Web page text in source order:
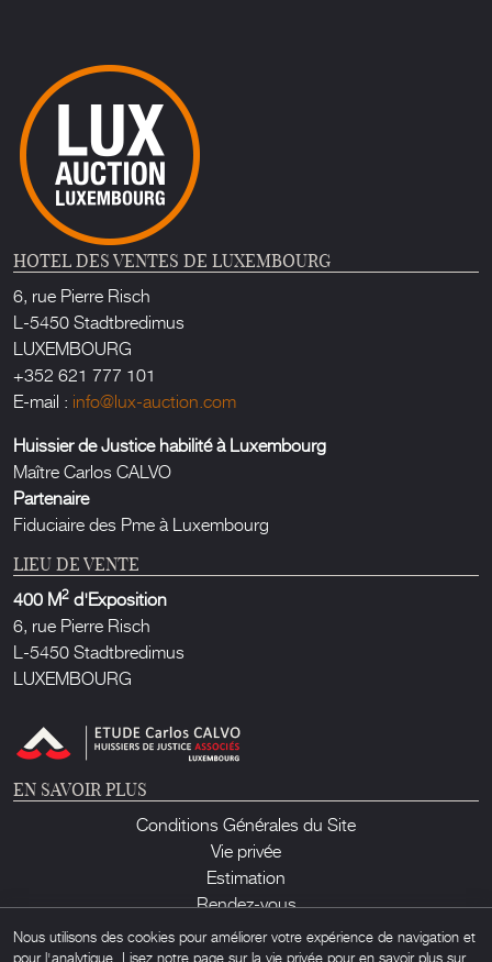
HOTEL DES VENTES DE LUXEMBOURG
6, rue Pierre Risch
L-5450 Stadtbredimus
LUXEMBOURG
+352 621 777 101
E-mail : info@lux-auction.com
Huissier de Justice habilité à Luxembourg
Maître Carlos CALVO
Partenaire
Fiduciaire des Pme à Luxembourg
LIEU DE VENTE
400 M2 d'Exposition
6, rue Pierre Risch
L-5450 Stadtbredimus
LUXEMBOURG
EN SAVOIR PLUS
Conditions Générales du Site
Vie privée
Estimation
Rendez-vous
Contact
Nous utilisons des cookies pour améliorer votre expérience de navigation et
pour l'analytique. Lisez notre page sur la vie privée pour en savoir plus sur